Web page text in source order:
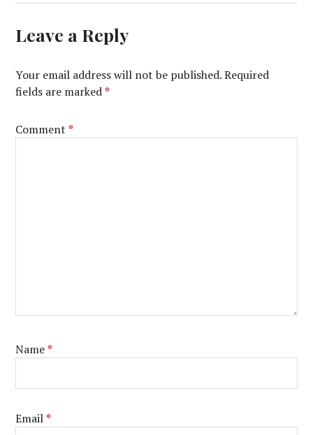
Leave a Reply
Your email address will not be published. Required
fields are marked*
Comment*
Name*
Email*